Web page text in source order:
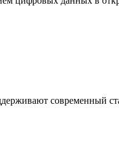
современный